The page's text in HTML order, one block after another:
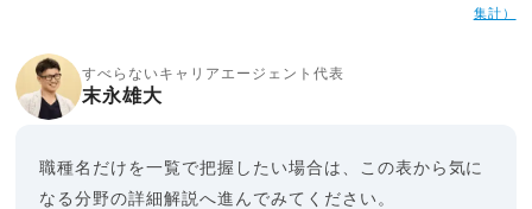
集計）
すべらないキャリアエージェント代表
末永雄大
職種名だけを一覧で把握したい場合は、この表から気に
なる分野の詳細解説へ進んでみてください。